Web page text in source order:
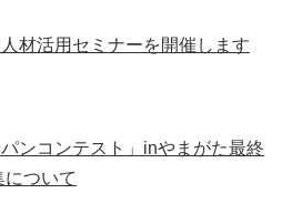
材活用セミナーを開催します
ンコンテスト」inやまがた最終
ついて